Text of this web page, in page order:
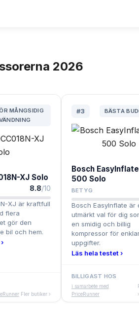
2026
MÅNGSIDIG
XJ Solo
8.8/10
XJ är kraftfull
flera
gör den
bil och hem.
Fler butiker ›
#3 BÄSTA
Bosch
500 Solo
BETYG
Bosch EasyInflate är
utmärkt val för dig
en smidig och billig
kompressor för
uppgifter.
Läs hela testet ›
BILLIGAST HOS
i samarbete med
PriceRunner
›